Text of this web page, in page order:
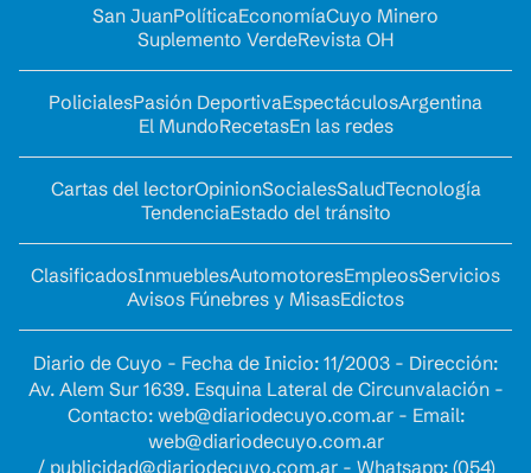
San JuanPolíticaEconomíaCuyo Minero
Suplemento VerdeRevista OH
PolicialesPasión DeportivaEspectáculosArgentina
El MundoRecetasEn las redes
Cartas del lectorOpinionSocialesSaludTecnología
TendenciaEstado del tránsito
ClasificadosInmueblesAutomotoresEmpleosServicios
Avisos Fúnebres y MisasEdictos
Diario de Cuyo - Fecha de Inicio: 11/2003 - Dirección:
Av. Alem Sur 1639. Esquina Lateral de Circunvalación -
Contacto: web@diariodecuyo.com.ar- Email:
web@diariodecuyo.com.ar
/ publicidad@diariodecuyo.com.ar- Whatsapp: (054)